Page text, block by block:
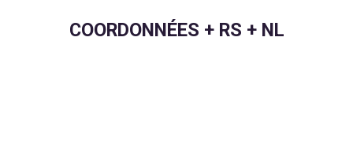
COORDONNÉES + RS + NL